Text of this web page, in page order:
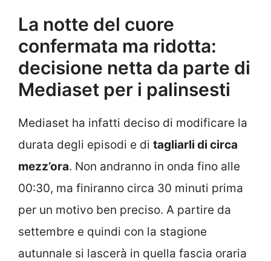
La notte del cuore
confermata ma ridotta:
decisione netta da parte di
Mediaset per i palinsesti
Mediaset ha infatti deciso di modificare la
durata degli episodi e di tagliarli di circa
mezz’ora. Non andranno in onda fino alle
00:30, ma finiranno circa 30 minuti prima
per un motivo ben preciso. A partire da
settembre e quindi con la stagione
autunnale si lascerà in quella fascia oraria